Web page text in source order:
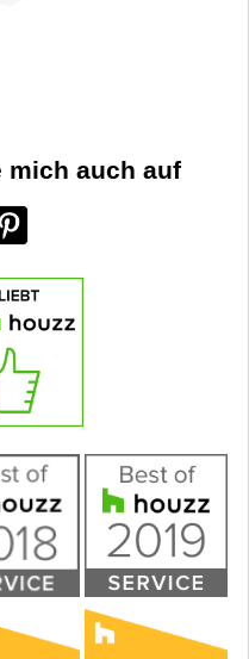
mich auch auf